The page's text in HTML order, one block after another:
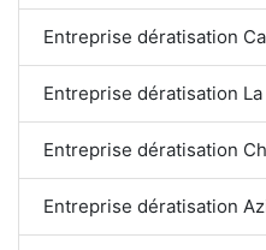
Entreprise dératisation
Entreprise dératisation La
Entreprise dératisation
Entreprise dératisation